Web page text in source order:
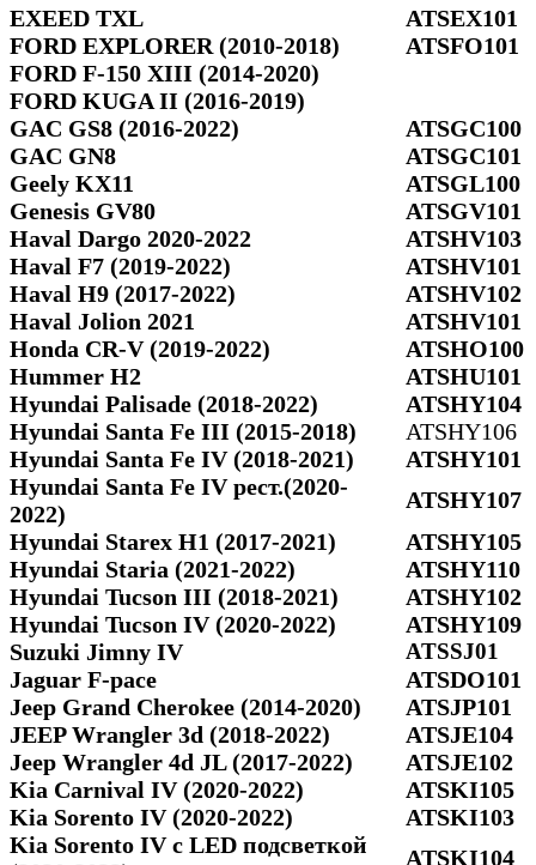
EXEED TXL
ATSEX101
FORD EXPLORER (2010-2018)
ATSFO101
FORD F-150 XIII (2014-2020)
FORD KUGA II (2016-2019)
GAC GS8 (2016-2022)
ATSGC100
GAC GN8
ATSGC101
Geely KX11
ATSGL100
Genesis GV80
ATSGV101
Haval Dargo 2020-2022
ATSHV103
Haval F7 (2019-2022)
ATSHV101
Haval H9 (2017-2022)
ATSHV102
Haval Jolion 2021
ATSHV101
Honda CR-V (2019-2022)
ATSHO100
Hummer H2
ATSHU101
Hyundai Palisade (2018-2022)
ATSHY104
Hyundai Santa Fe III (2015-2018)
ATSHY106
Hyundai Santa Fe IV (2018-2021)
ATSHY101
Hyundai Santa Fe IV рест.(2020-
2022)
ATSHY107
Hyundai Starex H1 (2017-2021)
ATSHY105
Hyundai Staria (2021-2022)
ATSHY110
Hyundai Tucson III (2018-2021)
ATSHY102
Hyundai Tucson IV (2020-2022)
ATSHY109
Suzuki Jimny IV
ATSSJ01
Jaguar F-pace
ATSDO101
Jeep Grand Cherokee (2014-2020)
ATSJP101
JEEP Wrangler 3d (2018-2022)
ATSJE104
Jeep Wrangler 4d JL (2017-2022)
ATSJE102
Kia Carnival IV (2020-2022)
ATSKI105
Kia Sorento IV (2020-2022)
ATSKI103
Kia Sorento IV с LED подсветкой
ATSKI104